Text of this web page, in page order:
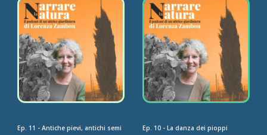
Ep. 11 - Antiche pievi, antichi semi
Ep. 10 - La danza dei pioppi